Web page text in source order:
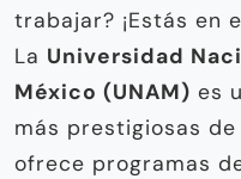
trabajar? ¡Estás en
La Universidad
México (UNAM) es
más prestigiosas
ofrece programas